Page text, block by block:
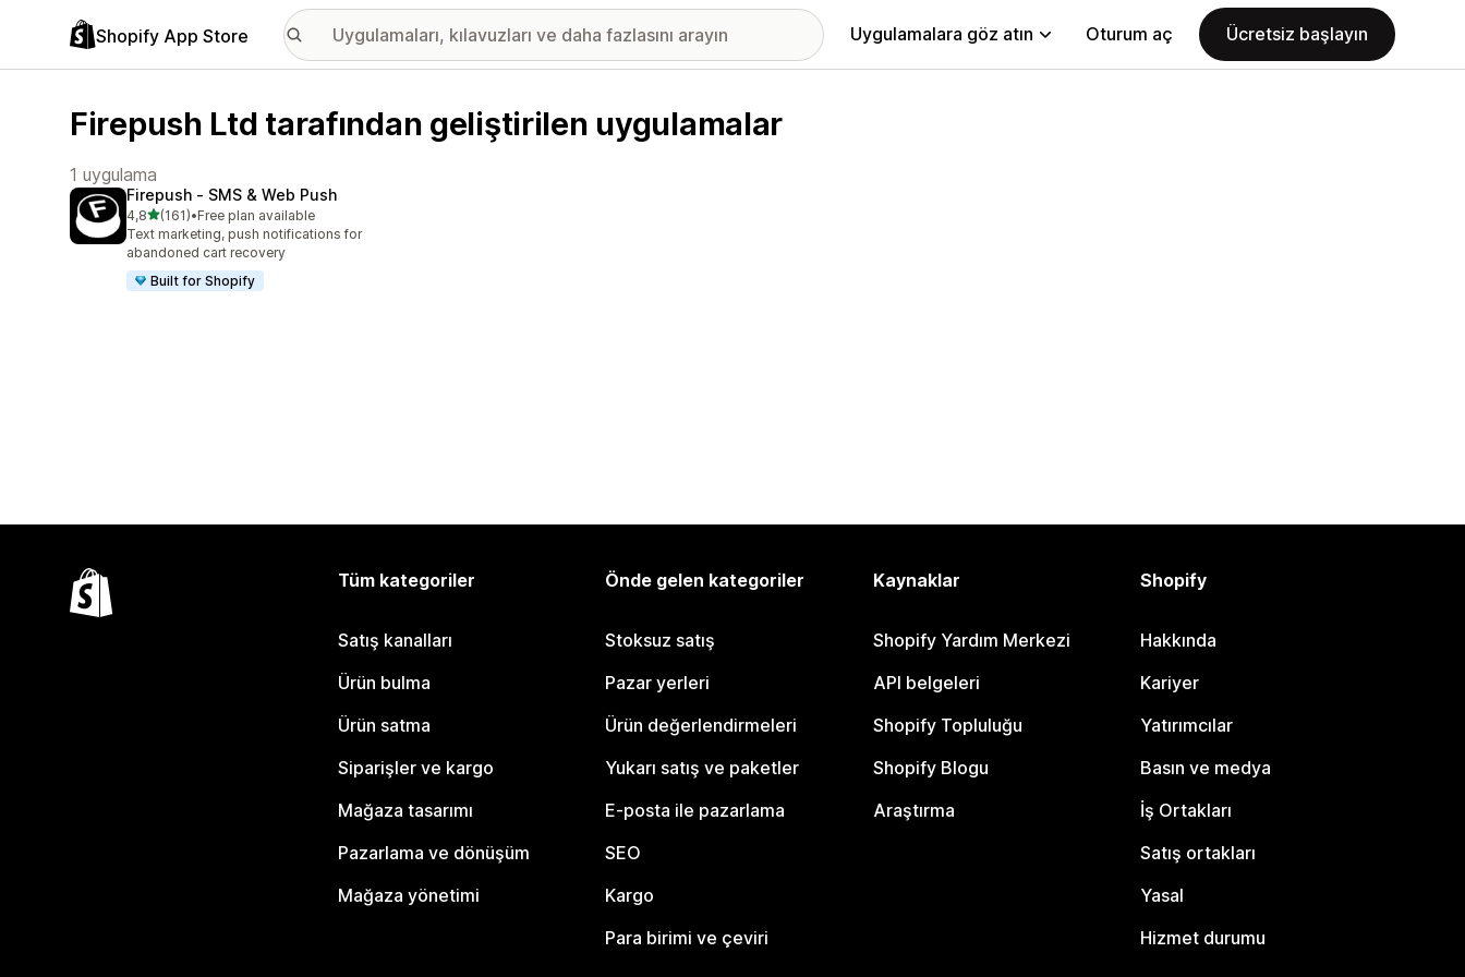
Shopify App Store Uygulamalara göz atın Oturum aç Ücretsiz başlayın
Firepush Ltd tarafından geliştirilen uygulamalar
1 uygulama
Firepush ‑ SMS & Web Push
4,85 yıldız üzerinden
(161)
toplam 161 değerlendirme
•Free plan available
Text marketing, push notifications for
abandoned cart recovery
Built for Shopify
Tüm kategoriler
Satış kanalları
Ürün bulma
Ürün satma
Siparişler ve kargo
Mağaza tasarımı
Pazarlama ve dönüşüm
Mağaza yönetimi
Önde gelen kategoriler
Stoksuz satış
Pazar yerleri
Ürün değerlendirmeleri
Yukarı satış ve paketler
E-posta ile pazarlama
SEO
Kargo
Para birimi ve çeviri
Kaynaklar
Shopify Yardım Merkezi
API belgeleri
Shopify Topluluğu
Shopify Blogu
Araştırma
Shopify
Hakkında
Kariyer
Yatırımcılar
Basın ve medya
İş Ortakları
Satış ortakları
Yasal
Hizmet durumu